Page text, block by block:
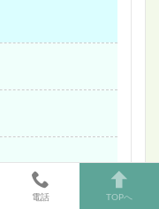
電話 TOPへ